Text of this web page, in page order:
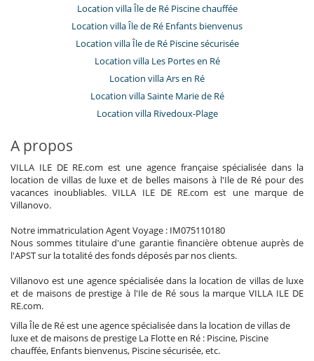
Location villa Île de Ré Piscine chauffée
Location villa Île de Ré Enfants bienvenus
Location villa Île de Ré Piscine sécurisée
Location villa Les Portes en Ré
Location villa Ars en Ré
Location villa Sainte Marie de Ré
Location villa Rivedoux-Plage
A propos
VILLA ILE DE RE.com est une agence française spécialisée dans la
location de villas de luxe et de belles maisons à l'Ile de Ré pour des
vacances inoubliables. VILLA ILE DE RE.com est une marque de
Villanovo.
Notre immatriculation Agent Voyage : IM075110180
Nous sommes titulaire d'une garantie financière obtenue auprès de
l'APST sur la totalité des fonds déposés par nos clients.
Villanovo est une agence spécialisée dans la location de villas de luxe
et de maisons de prestige à l'Ile de Ré sous la marque VILLA ILE DE
RE.com.
Villa Île de Ré est une agence spécialisée dans la location de villas de
luxe et de maisons de prestige La Flotte en Ré : Piscine, Piscine
chauffée, Enfants bienvenus, Piscine sécurisée, etc.